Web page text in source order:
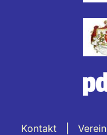
Kontakt Verein